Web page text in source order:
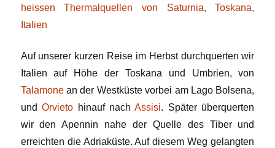
Auf unserer kurzen Reise im Herbst durchquerten wir
Italien auf Höhe der Toskana und Umbrien, von
Talamonean der Westküste vorbei am Lago Bolsena,
undOrvieto hinauf nachAssisi. Später überquerten
wir den Apennin nahe der Quelle des Tiber und
erreichten die Adriaküste. Auf diesem Weg gelangten